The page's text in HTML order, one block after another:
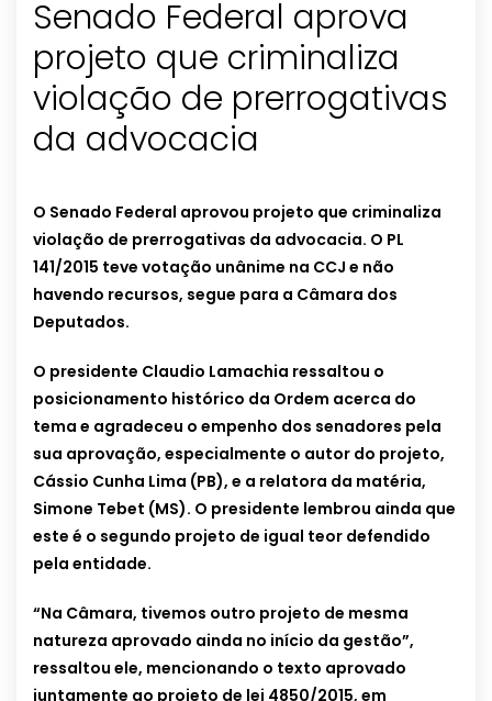
Senado Federal aprova
projeto que criminaliza
violação de prerrogativas
da advocacia
O Senado Federal aprovou projeto que criminaliza
violação de prerrogativas da advocacia. O PL
141/2015 teve votação unânime na CCJ e não
havendo recursos, segue para a Câmara dos
Deputados.
O presidente Claudio Lamachia ressaltou o
posicionamento histórico da Ordem acerca do
tema e agradeceu o empenho dos senadores pela
sua aprovação, especialmente o autor do projeto,
Cássio Cunha Lima (PB), e a relatora da matéria,
Simone Tebet (MS). O presidente lembrou ainda que
este é o segundo projeto de igual teor defendido
pela entidade.
“Na Câmara, tivemos outro projeto de mesma
natureza aprovado ainda no início da gestão”,
ressaltou ele, mencionando o texto aprovado
juntamente ao projeto de lei 4850/2015, em